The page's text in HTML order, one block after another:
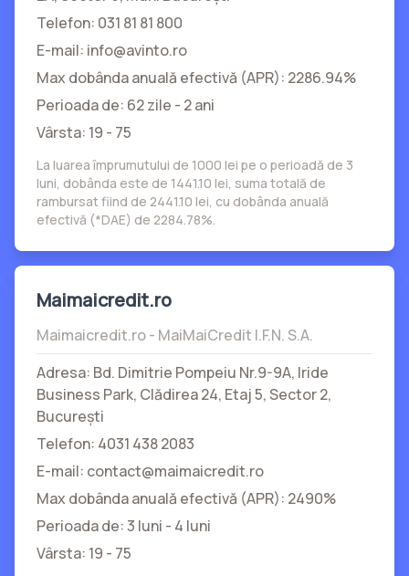
Telefon: 031 81 81 800
E-mail: info@avinto.ro
Max dobânda anuală efectivă (APR): 2286.94%
Perioada de: 62 zile - 2 ani
Vârsta: 19 - 75
La luarea împrumutului de 1000 lei pe o perioadă de 3
luni, dobânda este de 1441.10 lei, suma totală de
rambursat fiind de 2441.10 lei, cu dobânda anuală
efectivă (*DAE) de 2284.78%.
Maimaicredit.ro
Maimaicredit.ro - MaiMaiCredit I.F.N. S.A.
Adresa: Bd. Dimitrie Pompeiu Nr.9-9A, Iride
Business Park, Clădirea 24, Etaj 5, Sector 2,
Bucureşti
Telefon: 4031 438 2083
E-mail: contact@maimaicredit.ro
Max dobânda anuală efectivă (APR): 2490%
Perioada de: 3 luni - 4 luni
Vârsta: 19 - 75